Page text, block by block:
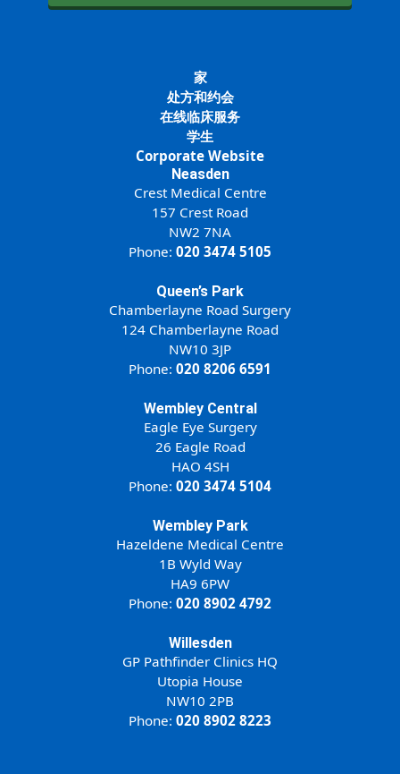
家
处方和约会
在线临床服务
学生
Corporate Website
Neasden
Crest Medical Centre
157 Crest Road
NW2 7NA
Phone: 020 3474 5105
Queen’s Park
Chamberlayne Road Surgery
124 Chamberlayne Road
NW10 3JP
Phone: 020 8206 6591
Wembley Central
Eagle Eye Surgery
26 Eagle Road
HAO 4SH
Phone: 020 3474 5104
Wembley Park
Hazeldene Medical Centre
1B Wyld Way
HA9 6PW
Phone: 020 8902 4792
Willesden
GP Pathfinder Clinics HQ
Utopia House
NW10 2PB
Phone: 020 8902 8223